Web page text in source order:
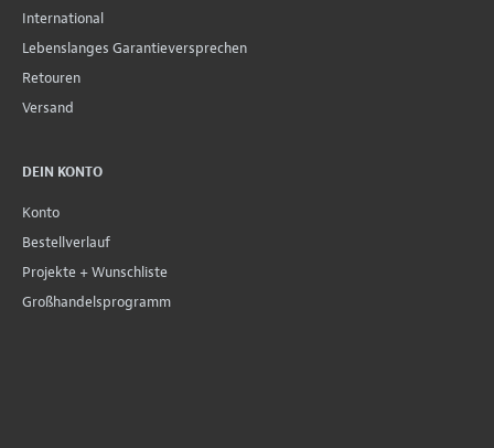
International
Lebenslanges Garantieversprechen
Retouren
Versand
DEIN KONTO
Konto
Bestellverlauf
Projekte + Wunschliste
Großhandelsprogramm